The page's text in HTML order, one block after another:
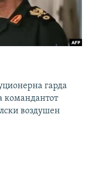
гарда
командантот
воздушен